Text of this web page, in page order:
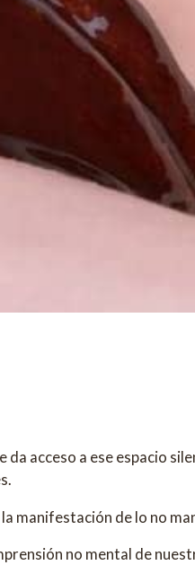
acceso a ese espacio
manifestación de lo no
no mental de